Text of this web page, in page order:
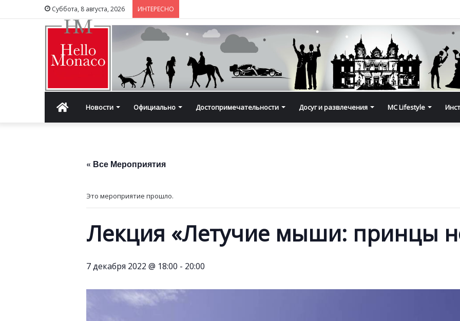
Суббота, 8 августа, 2026 ИНТЕРЕСНО
ГлавнаяНовости Официально Достопримечательности Досуг и развлечения MC Lifestyle
« Все Мероприятия
Это мероприятие прошло.
Лекция «Летучие мыши: принцы
7 декабря 2022 @ 18:00 - 20:00